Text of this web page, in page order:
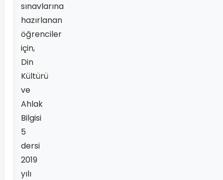
sınavlarına
hazırlanan
öğrenciler
için,
Din
Kültürü
ve
Ahlak
Bilgisi
5
dersi
2019
yılı